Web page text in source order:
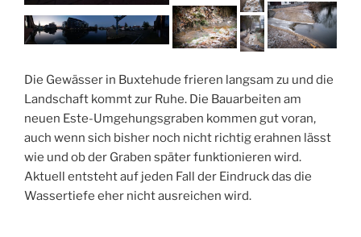
Die Gewässer in Buxtehude frieren langsam zu und die
Landschaft kommt zur Ruhe. Die Bauarbeiten am
neuen Este-Umgehungsgraben kommen gut voran,
auch wenn sich bisher noch nicht richtig erahnen lässt
wie und ob der Graben später funktionieren wird.
Aktuell entsteht auf jeden Fall der Eindruck das die
Wassertiefe eher nicht ausreichen wird.